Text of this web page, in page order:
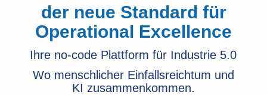
der neue Standard für
Operational Excellence
Ihre no-code Plattform für Industrie 5.0
Wo menschlicher Einfallsreichtum und
KI zusammenkommen.